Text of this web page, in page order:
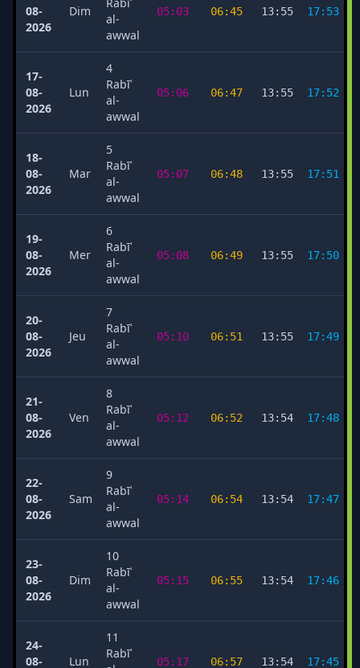
08-
2026
Dim
al-
awwal
05:03 06:45 13:55 17:53
17-
08-
2026
Lun
4
Rabīʿ
al-
awwal
05:06 06:47 13:55 17:52
18-
08-
2026
Mar
5
Rabīʿ
al-
awwal
05:07 06:48 13:55 17:51
19-
08-
2026
Mer
6
Rabīʿ
al-
awwal
05:08 06:49 13:55 17:50
20-
08-
2026
Jeu
7
Rabīʿ
al-
awwal
05:10 06:51 13:55 17:49
21-
08-
2026
Ven
8
Rabīʿ
al-
awwal
05:12 06:52 13:54 17:48
22-
08-
2026
Sam
9
Rabīʿ
al-
awwal
05:14 06:54 13:54 17:47
23-
08-
2026
Dim
10
Rabīʿ
al-
awwal
05:15 06:55 13:54 17:46
24-
08-
Lun
11
Rabīʿ
05:17 06:57 13:54 17:45